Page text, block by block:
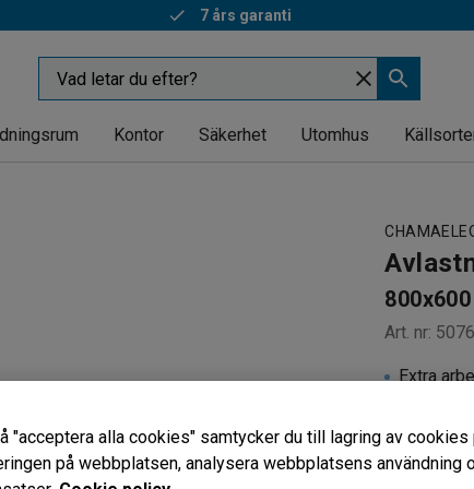
Snabba leveranser
Kontor Säkerhet Utomhus
Art. nr:
Extra
Färg
"acceptera alla cookies" samtycker du till lagring av
på webbplatsen, analysera webbplatsens användning